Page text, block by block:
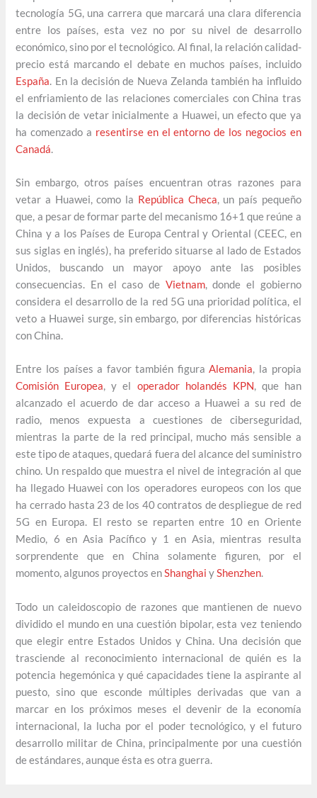
tecnología 5G, una carrera que marcará una clara diferencia
entre los países, esta vez no por su nivel de desarrollo
económico, sino por el tecnológico. Al final, la relación calidad-
precio está marcando el debate en muchos países, incluido
España. En la decisión de Nueva Zelanda también ha influido
el enfriamiento de las relaciones comerciales con China tras
la decisión de vetar inicialmente a Huawei, un efecto que ya
ha comenzado a resentirse en el entorno de los negocios en
Canadá.
Sin embargo, otros países encuentran otras razones para
vetar a Huawei, como la República Checa, un país pequeño
que, a pesar de formar parte del mecanismo 16+1 que reúne a
China y a los Países de Europa Central y Oriental (CEEC, en
sus siglas en inglés), ha preferido situarse al lado de Estados
Unidos, buscando un mayor apoyo ante las posibles
consecuencias. En el caso de Vietnam, donde el gobierno
considera el desarrollo de la red 5G una prioridad política, el
veto a Huawei surge, sin embargo, por diferencias históricas
con China.
Entre los países a favor también figuraAlemania, la propia
Comisión Europea, y el operador holandés KPN, que han
alcanzado el acuerdo de dar acceso a Huawei a su red de
radio, menos expuesta a cuestiones de ciberseguridad,
mientras la parte de la red principal, mucho más sensible a
este tipo de ataques, quedará fuera del alcance del suministro
chino. Un respaldo que muestra el nivel de integración al que
ha llegado Huawei con los operadores europeos con los que
ha cerrado hasta 23 de los 40 contratos de despliegue de red
5G en Europa. El resto se reparten entre 10 en Oriente
Medio, 6 en Asia Pacífico y 1 en Asia, mientras resulta
sorprendente que en China solamente figuren, por el
momento, algunos proyectos enShanghai yShenzhen.
Todo un caleidoscopio de razones que mantienen de nuevo
dividido el mundo en una cuestión bipolar, esta vez teniendo
que elegir entre Estados Unidos y China. Una decisión que
trasciende al reconocimiento internacional de quién es la
potencia hegemónica y qué capacidades tiene la aspirante al
puesto, sino que esconde múltiples derivadas que van a
marcar en los próximos meses el devenir de la economía
internacional, la lucha por el poder tecnológico, y el futuro
desarrollo militar de China, principalmente por una cuestión
de estándares, aunque ésta es otra guerra.